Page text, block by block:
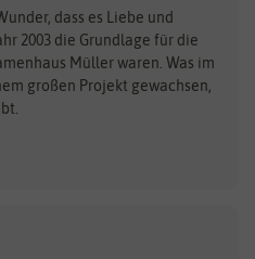
Feldsaaten Freudenberger
Fertil
Flora Elite
dass es Liebe und
2003 die Grundlage für die
Müller waren. Was im
großen Projekt gewachsen,